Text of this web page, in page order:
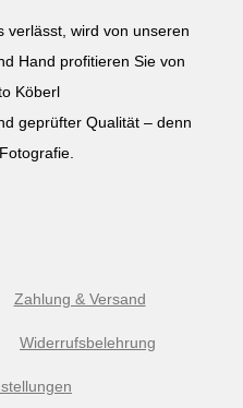
verlässt, wird von unseren
Hand profitieren Sie von
Köberl
geprüfter Qualität – denn
Zahlung & Versand
Widerrufsbelehrung